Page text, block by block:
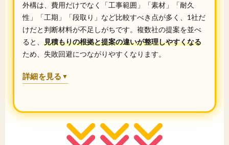
外構は、費用だけでなく「工事範囲」「素材」「耐久
性」「工期」「段取り」など比較すべき点が多く、1社だ
けだと判断材料が不足しがちです。複数社の提案を並べ
ると、 見積もりの根拠と提案の違いが整理しやすくなる
ため、失敗回避につながりやすくなります。
詳細を見る ▼